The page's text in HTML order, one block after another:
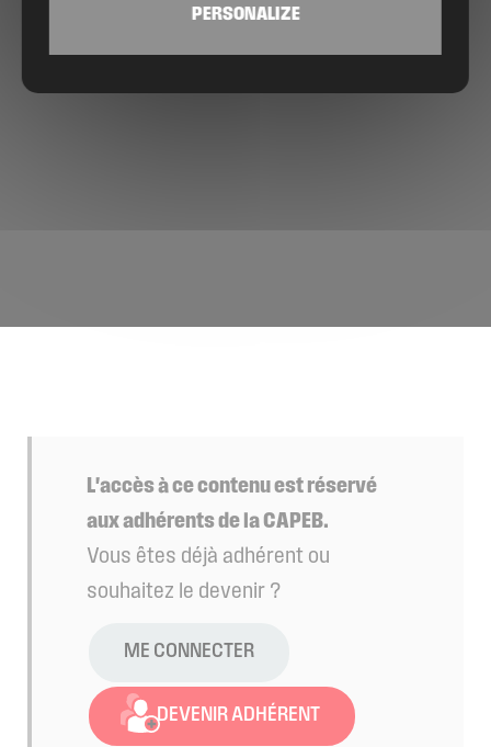
L'accès à ce contenu est réservé
aux adhérents de la CAPEB.
Vous êtes déjà adhérent ou
souhaitez le devenir ?
ME CONNECTER
DEVENIR ADHÉRENT
PERSONALIZE